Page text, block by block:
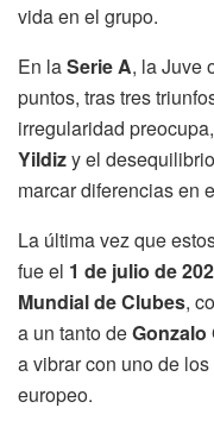
vida en el grupo.
En laSerie A, la Juve
puntos, tras tres
irregularidad
Yildizy el
marcar diferencias en
La última vez que
fue el 1 de julio de
Mundial de Clubes,
a un tanto deGonzalo
a vibrar con uno de
europeo.